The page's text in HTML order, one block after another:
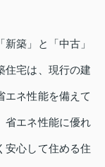
築」と「中古」
住宅は、現行の建
エネ性能を備えて
省エネ性能に優れ
安心して住める住